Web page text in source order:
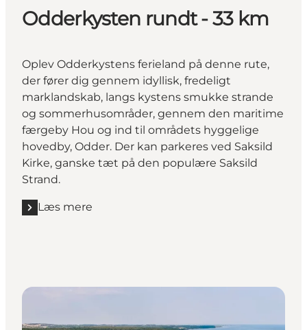
Odderkysten rundt - 33 km
Oplev Odderkystens ferieland på denne rute,
der fører dig gennem idyllisk, fredeligt
marklandskab, langs kystens smukke strande
og sommerhusområder, gennem den maritime
færgeby Hou og ind til områdets hyggelige
hovedby, Odder. Der kan parkeres ved Saksild
Kirke, ganske tæt på den populære Saksild
Strand.
Læs mere
Læs mere "Odderkysten rundt - 33 km"